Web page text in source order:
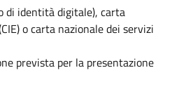
di identità digitale), carta
o carta nazionale dei servizi
prevista per la presentazione